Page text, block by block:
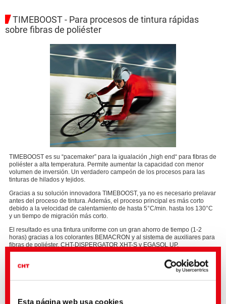
Esta página web usa cookies
TIMEBOOST - Para procesos de tintura rápidas
sobre fibras de poliéster
TIMEBOOST es su “pacemaker” para la igualación „high end“ para fibras de
poliéster a alta temperatura. Permite aumentar la capacidad con menor
volumen de inversión. Un verdadero campeón de los procesos para las
tinturas de hilados y tejidos.
Gracias a su solución innovadora TIMEBOOST, ya no es necesario prelavar
antes del proceso de tintura. Además, el proceso principal es más corto
debido a la velocidad de calentamiento de hasta 5°C/min. hasta los 130°C
y un tiempo de migración más corto.
El resultado es una tintura uniforme con un gran ahorro de tiempo (1-2
horas) gracias a los colorantes BEMACRON y al sistema de auxiliares para
fibras de poliéster, CHT-DISPERGATOR XHT-S y EGASOL UP.
El proceso innovador para su ventaja de tiempo
El efecto sincronizante es un parámetro importante en tinturas con
En el proceso TIMEBOOST se minimiza el efecto negativo de los